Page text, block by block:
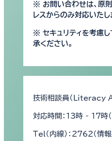
※ お問い合わせは、原
レスからのみ対応いたし
※ セキュリティを考慮
承ください。
技術相談員（Literacy
対応時間：13時 - 17時（
Tel（内線）：2762（情